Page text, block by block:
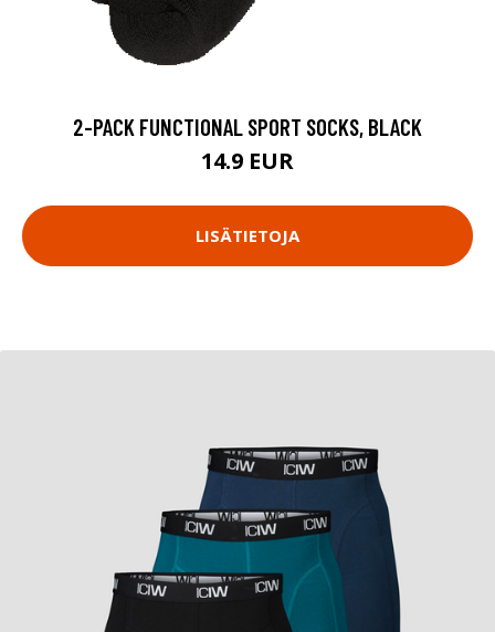
2-PACK FUNCTIONAL SPORT SOCKS, BLACK
14.9 EUR
LISÄTIETOJA